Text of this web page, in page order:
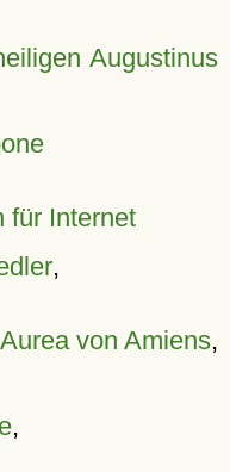
Augustinus
für Internet
,
Aurea von Amiens,
,